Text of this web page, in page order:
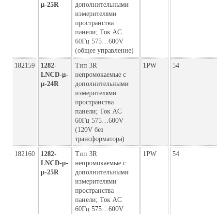
µ-25R
дополнительными
измерителями
пространства
панели; Ток AC
60Гц 575…600V
(общее управление)
182159
1282-
LNCD-µ-
µ-24R
Тип 3R
непромокаемые с
дополнительными
измерителями
пространства
панели; Ток AC
60Гц 575…600V
(120V без
трансформатора)
1PW 54
182160
1282-
LNCD-µ-
µ-25R
Тип 3R
непромокаемые с
дополнительными
измерителями
пространства
панели; Ток AC
60Гц 575…600V
1PW 54